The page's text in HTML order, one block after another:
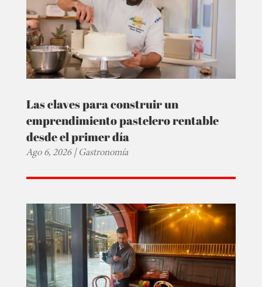
Las claves para construir un
emprendimiento pastelero rentable
desde el primer día
Ago 6, 2026|Gastronomía